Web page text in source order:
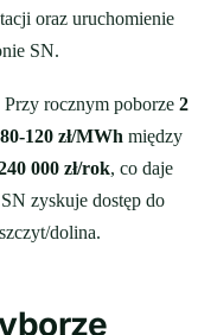
oraz uruchomienie
SN.
rocznym poborze 2
80-120 zł/MWh między
000 zł/rok, co daje
zyskuje dostęp do
dolina.